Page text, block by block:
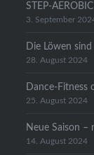
STEP-
3. September
Die Löwen
28. August 2024
Dance-Fitness
25. August 2024
Neue Saison –
14. August 2024